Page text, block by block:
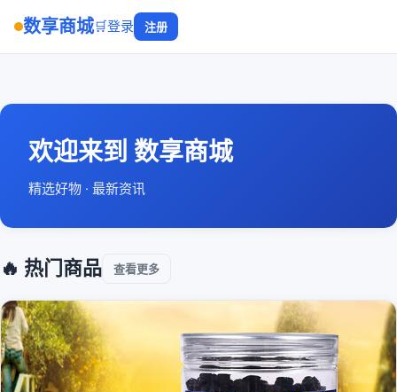
数享商城🛒登录 注册
欢迎来到 数享商城
精选好物 · 最新资讯
🔥 热门商品 查看更多